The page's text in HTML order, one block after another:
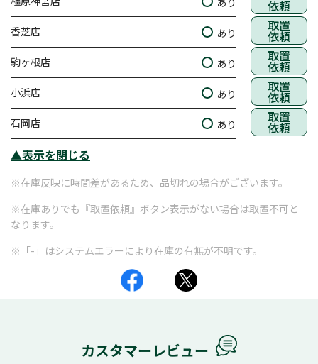
依頼
香芝店 あり 取置
依頼
駒ヶ根店 あり 取置
依頼
小浜店 あり 取置
依頼
石岡店 あり 取置
依頼
▲表示を閉じる
※在庫反映に時間差があるため、品切れの場合がございます。
※在庫ありでも『取置依頼』ボタン表示がない場合は取置不可と
なります。
※「-」はシステムエラーにより在庫の有無が不明です。
カスタマーレビュー